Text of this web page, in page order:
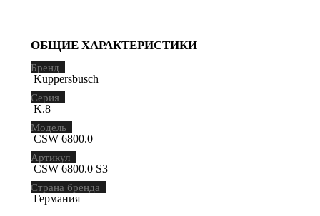
ОБЩИЕ ХАРАКТЕРИСТИКИ
Бренд
Kuppersbusch
Серия
K.8
Модель
CSW 6800.0
Артикул
CSW 6800.0 S3
Страна бренда
Германия